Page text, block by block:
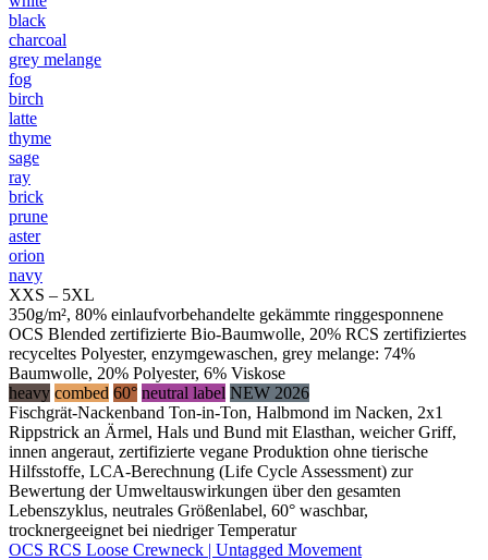
black
charcoal
grey melange
fog
birch
latte
thyme
sage
ray
brick
prune
aster
orion
navy
XXS – 5XL
350g/m², 80% einlaufvorbehandelte gekämmte ringgesponnene
OCS Blended zertifizierte Bio-Baumwolle, 20% RCS zertifiziertes
recyceltes Polyester, enzymgewaschen, grey melange: 74%
Baumwolle, 20% Polyester, 6% Viskose
heavy combed 60° neutral label NEW 2026
Fischgrät-Nackenband Ton-in-Ton, Halbmond im Nacken, 2x1
Rippstrick an Ärmel, Hals und Bund mit Elasthan, weicher Griff,
innen angeraut, zertifizierte vegane Produktion ohne tierische
Hilfsstoffe, LCA-Berechnung (Life Cycle Assessment) zur
Bewertung der Umweltauswirkungen über den gesamten
Lebenszyklus, neutrales Größenlabel, 60° waschbar,
trocknergeeignet bei niedriger Temperatur
OCS RCS Loose Crewneck | Untagged Movement